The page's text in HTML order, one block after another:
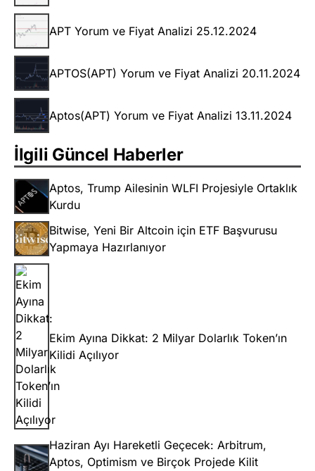
APT Yorum ve Fiyat Analizi 25.12.2024
APTOS(APT) Yorum ve Fiyat Analizi 20.11.2024
Aptos(APT) Yorum ve Fiyat Analizi 13.11.2024
İlgili Güncel Haberler
Aptos, Trump Ailesinin WLFI Projesiyle Ortaklık
Kurdu
Bitwise, Yeni Bir Altcoin için ETF Başvurusu
Yapmaya Hazırlanıyor
Ekim Ayına Dikkat: 2 Milyar Dolarlık Token’ın
Kilidi Açılıyor
Haziran Ayı Hareketli Geçecek: Arbitrum,
Aptos, Optimism ve Birçok Projede Kilit